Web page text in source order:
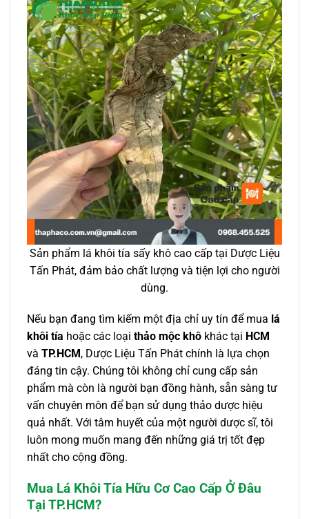
Sản phẩm lá khôi tía sấy khô cao cấp tại Dược Liệu
Tấn Phát, đảm bảo chất lượng và tiện lợi cho người
dùng.
Nếu bạn đang tìm kiếm một địa chỉ uy tín để mua lá
khôi tía hoặc các loại thảo mộc khô khác tại HCM
và TP.HCM , Dược Liệu Tấn Phát chính là lựa chọn
đáng tin cậy. Chúng tôi không chỉ cung cấp sản
phẩm mà còn là người bạn đồng hành, sẵn sàng tư
vấn chuyên môn để bạn sử dụng thảo dược hiệu
quả nhất. Với tâm huyết của một người dược sĩ, tôi
luôn mong muốn mang đến những giá trị tốt đẹp
nhất cho cộng đồng.
Mua Lá Khôi Tía Hữu Cơ Cao Cấp Ở Đâu
Tại TP.HCM?